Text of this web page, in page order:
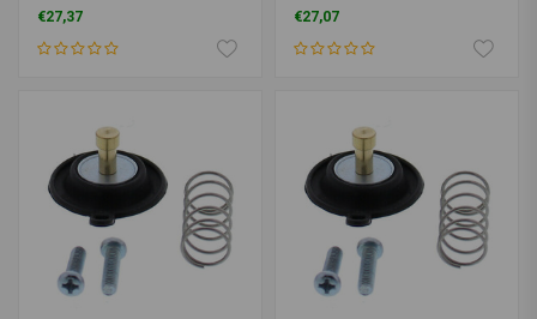
46-4014
€27,37
46-4011
€27,07